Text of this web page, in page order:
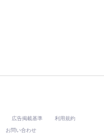
広告掲載基準 利用規約
お問い合わせ